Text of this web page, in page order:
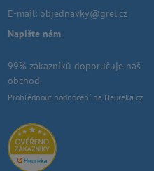
E-mail: objednavky@grel.cz
Napište nám
99% zákazníků doporučuje náš
obchod.
Prohlédnout hodnocení na Heureka.cz